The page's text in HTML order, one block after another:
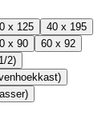
x 125
40 x 195
x 90
60 x 92
2)